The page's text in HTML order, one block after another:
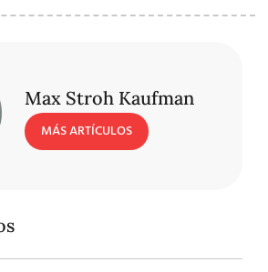
Max Stroh Kaufman
MÁS ARTÍCULOS